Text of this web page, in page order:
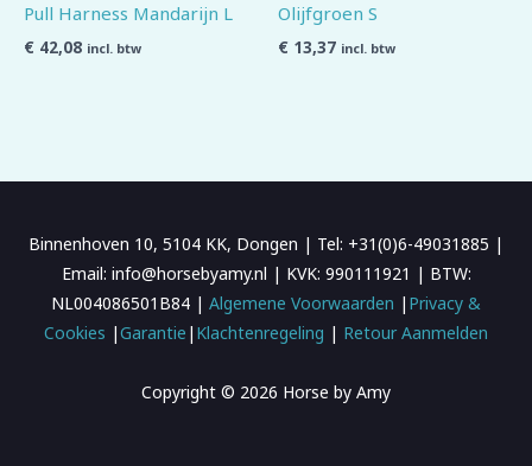
Pull Harness Mandarijn L
€ 42,08 incl. btw
Olijfgroen S
€ 13,37 incl. btw
Binnenhoven 10, 5104 KK, Dongen | Tel: +31(0)6-49031885 |
Email: info@horsebyamy.nl | KVK: 990111921 | BTW:
NL004086501B84 | Algemene Voorwaarden | Privacy &
Cookies |Garantie | Klachtenregeling | Retour Aanmelden
Copyright © 2026 Horse by Amy